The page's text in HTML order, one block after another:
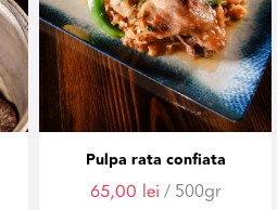
Pulpa rata confiata
65,00 lei / 500gr